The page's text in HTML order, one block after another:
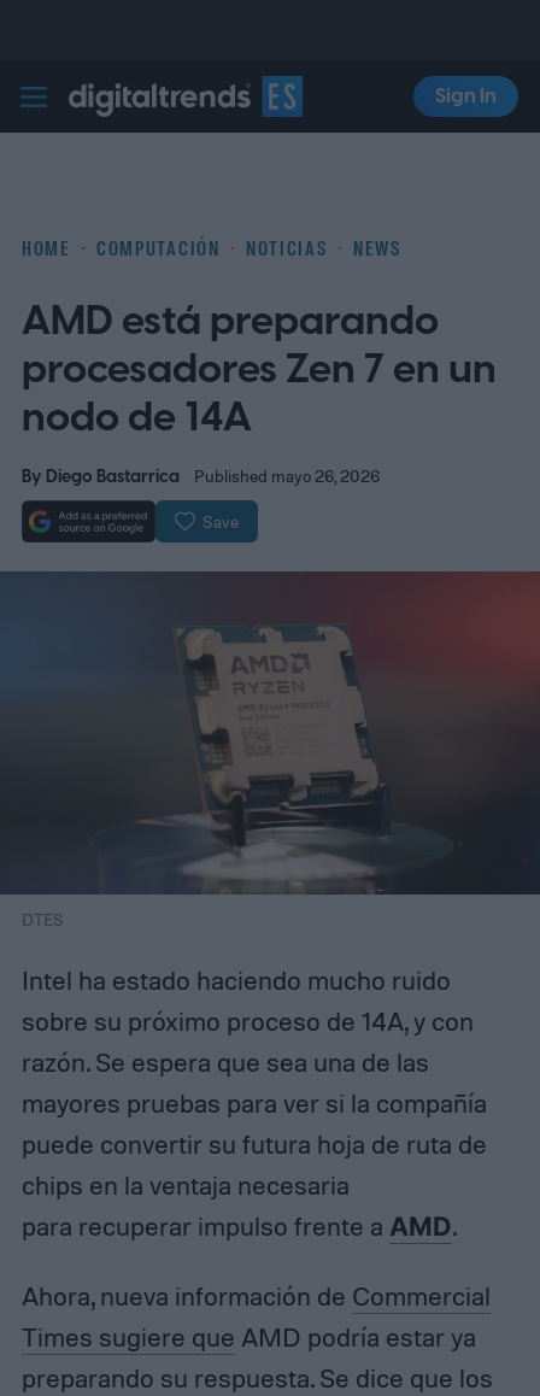
Digital Trends Español
Sign In
HOME COMPUTACIÓN NOTICIAS NEWS
AMD está preparando
procesadores Zen 7 en un
nodo de 14A
By Diego Bastarrica Published mayo 26, 2026
Save
DTES
Intel ha estado haciendo mucho ruido
sobre su próximo proceso de 14A, y con
razón. Se espera que sea una de las
mayores pruebas para ver si la compañía
puede convertir su futura hoja de ruta de
chips en la ventaja necesaria
para recuperar impulso frente a AMD.
Ahora, nueva información de Commercial
Times sugiere que AMD podría estar ya
preparando su respuesta. Se dice que los